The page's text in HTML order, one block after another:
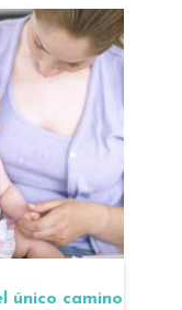
único camino